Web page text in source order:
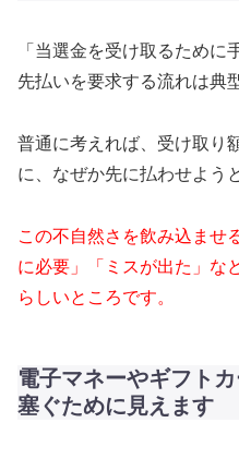
「当選金を受け取るために
先払いを要求する流れは典
普通に考えれば、受け取り
に、なぜか先に払わせよう
この不自然さを飲み込ませ
に必要」「ミスが出た」な
らしいところです。
電子マネーやギフト
塞ぐために見えます